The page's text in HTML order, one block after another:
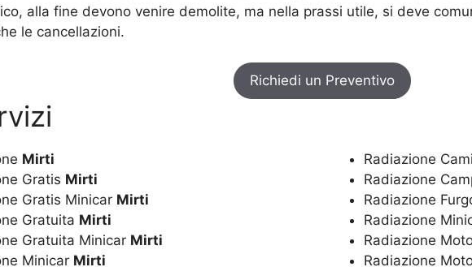
alla fine devono venire demolite, ma nella prassi utile, si deve
le cancellazioni.
Richiedi un Preventivo
Mirti
Gratis Mirti
Gratis Minicar Mirti
Gratuita Mirti
Gratuita Minicar Mirti
Minicar Mirti
Radiazione
Radiazione
Radiazione
Radiazione
Radiazione
Radiazione